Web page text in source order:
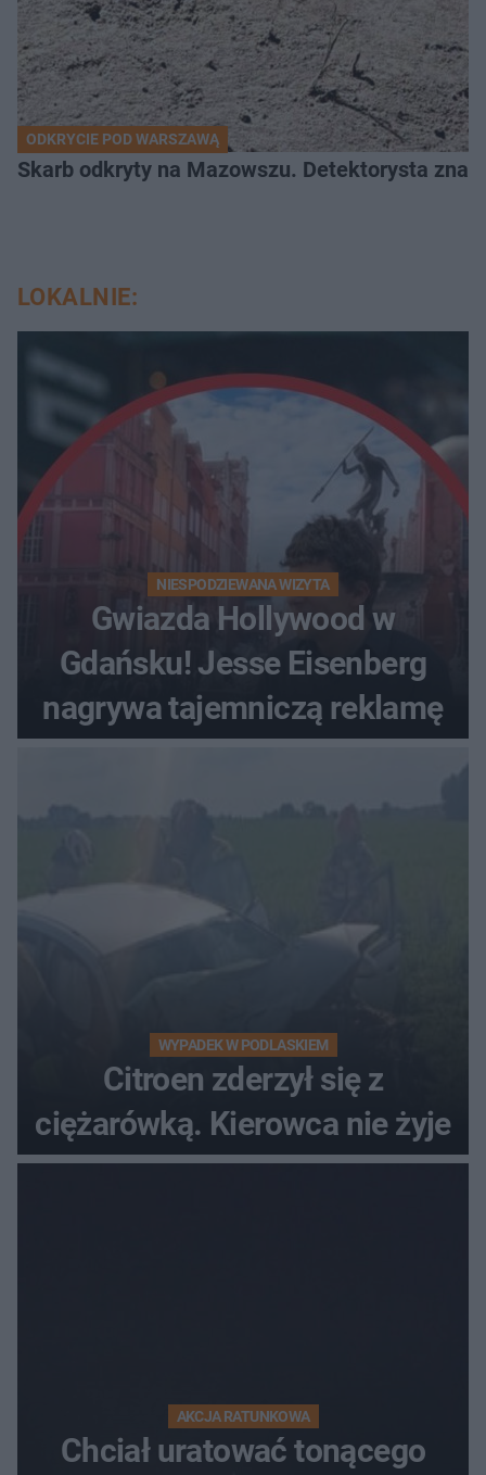
ODKRYCIE POD WARSZAWĄ
Skarb odkryty na Mazowszu. Detektorysta
LOKALNIE:
NIESPODZIEWANA WIZYTA
Gwiazda Hollywood w
Gdańsku! Jesse Eisenberg
nagrywa tajemniczą reklamę
WYPADEK W PODLASKIEM
Citroen zderzył się z
ciężarówką. Kierowca nie żyje
AKCJA RATUNKOWA
Chciał uratować tonącego